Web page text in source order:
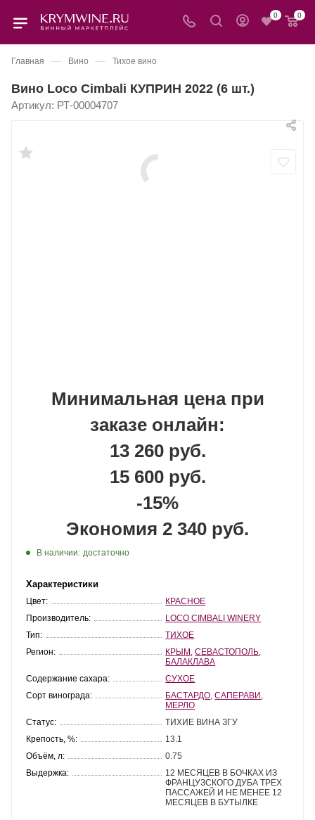
0 0
Главная — Вино — Тихое вино
Вино Loco Cimbali КУПРИН 2022 (6 шт.)
Артикул: РТ-00004707
Минимальная цена при
заказе онлайн:
13 260 руб.
15 600 руб.
-15%
Экономия 2 340 руб.
В наличии: достаточно
Характеристики
Цвет:
КРАСНОЕ
Производитель:
LOCO CIMBALI WINERY
Тип:
ТИХОЕ
Регион:
КРЫМ ,СЕВАСТОПОЛЬ
БАЛАКЛАВА
Содержание сахара:
СУХОЕ
Сорт винограда:
БАСТАРДО ,САПЕРАВИ
МЕРЛО
Статус:
ТИХИЕ ВИНА ЗГУ
Крепость, %:
13.1
Объём, л:
0.75
Выдержка:
12 МЕСЯЦЕВ В БОЧКАХ ИЗ
ФРАНЦУЗСКОГО ДУБА ТРЕХ
ПАССАЖЕЙ И НЕ МЕНЕЕ 12
МЕСЯЦЕВ В БУТЫЛКЕ